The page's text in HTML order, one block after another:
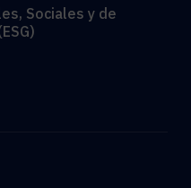
Sociales y de